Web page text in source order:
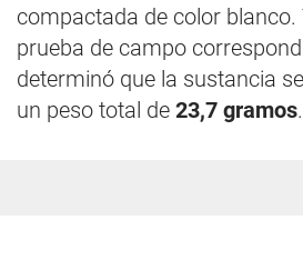
compactada de color blanco.
prueba de campo
determinó que la sustancia
un peso total de 23,7 gramos.